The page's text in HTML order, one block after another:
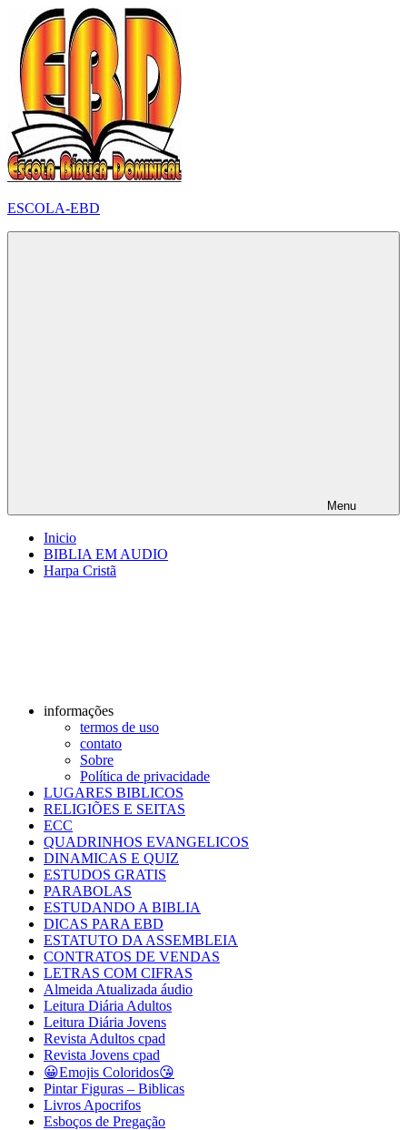
para
conteúdo
ESCOLA-EBD
Menu
Inicio
BIBLIA EM AUDIO
Harpa Cristã
informações
termos de uso
contato
Sobre
Política de privacidade
LUGARES BIBLICOS
RELIGIÕES E SEITAS
ECC
QUADRINHOS EVANGELICOS
DINAMICAS E QUIZ
ESTUDOS GRATIS
PARABOLAS
ESTUDANDO A BIBLIA
DICAS PARA EBD
ESTATUTO DA ASSEMBLEIA
CONTRATOS DE VENDAS
LETRAS COM CIFRAS
Almeida Atualizada áudio
Leitura Diária Adultos
Leitura Diária Jovens
Revista Adultos cpad
Revista Jovens cpad
😀Emojis Coloridos😘
Pintar Figuras – Biblicas
Livros Apocrifos
Esboços de Pregação